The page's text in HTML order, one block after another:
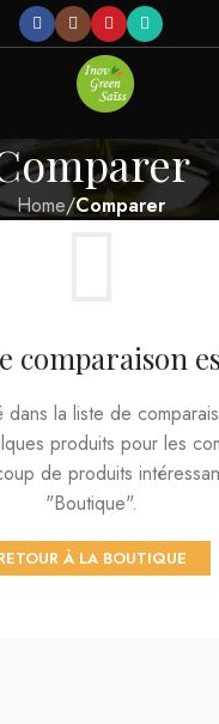
Home/Comparer
comparaison
la liste de
produits pour les
de produits
"Boutique".
À LA BOUTIQUE